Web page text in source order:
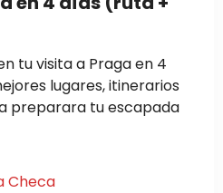
tu visita a Praga en 4
lugares, itinerarios
preparara tu escapada
Checa